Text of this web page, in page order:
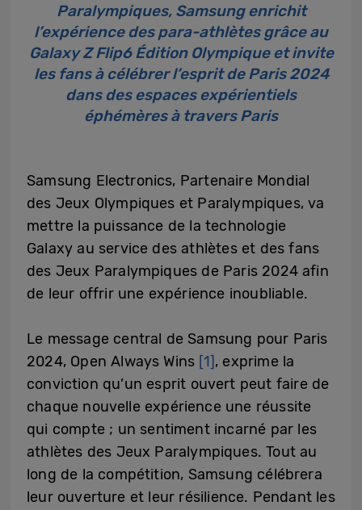
Paralympiques, Samsung enrichit
l’expérience des para-athlètes grâce au
Galaxy Z Flip6 Édition Olympique et invite
les fans à célébrer l’esprit de Paris 2024
dans des espaces expérientiels
éphémères à travers Paris
Samsung Electronics, Partenaire Mondial
des Jeux Olympiques et Paralympiques, va
mettre la puissance de la technologie
Galaxy au service des athlètes et des fans
des Jeux Paralympiques de Paris 2024 afin
de leur offrir une expérience inoubliable.
Le message central de Samsung pour Paris
2024, Open Always Wins [1], exprime la
conviction qu’un esprit ouvert peut faire de
chaque nouvelle expérience une réussite
qui compte ; un sentiment incarné par les
athlètes des Jeux Paralympiques. Tout au
long de la compétition, Samsung célébrera
leur ouverture et leur résilience. Pendant les